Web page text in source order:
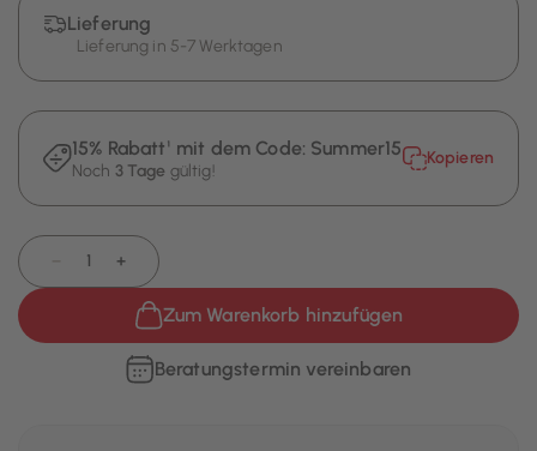
Lieferung
Lieferung in 5-7 Werktagen
15% Rabatt¹ mit dem Code: Summer15
Noch 3 Tage gültig!
Kopieren
+
Zum Warenkorb hinzufügen
Beratungstermin vereinbaren